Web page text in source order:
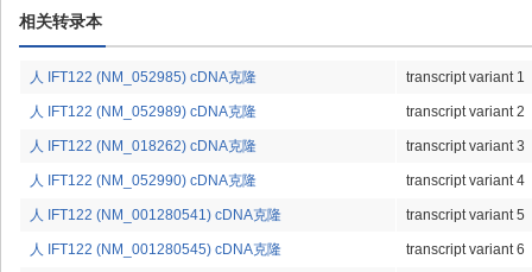
相关转录本
人 IFT122 (NM_052985) cDNA克隆 transcript variant 1
人 IFT122 (NM_052989) cDNA克隆 transcript variant 2
人 IFT122 (NM_018262) cDNA克隆 transcript variant 3
人 IFT122 (NM_052990) cDNA克隆 transcript variant 4
人 IFT122 (NM_001280541) cDNA克隆 transcript variant 5
人 IFT122 (NM_001280545) cDNA克隆 transcript variant 6